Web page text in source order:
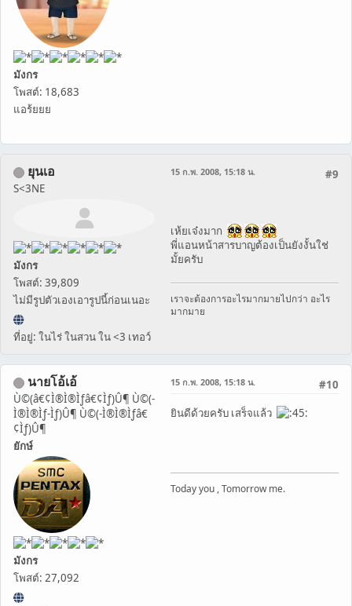
มังกร
โพสต์: 18,683
แอร้ยยย
ยุนเอ
S<3NE
มังกร
โพสต์: 39,809
ไม่มีรูปตัวเองเอารูปนี้ก่อนเนอะ
ที่อยู่: ในไร่ ในสวน ใน <3 เทอว์
#9
15 ก.พ. 2008, 15:18 น.
เห้ยเจ๋งมาก
พี่แอนหน้าสารบาญต้องเป็นยังงั้นใช่
มั้ยครับ
เราจะต้องการอะไรมากมายไปกว่า อะไร
มากมาย
นายโอ้เอ้
Ù©(â€¢Ì®Ì®Ìƒâ€¢Ìƒ)Û¶ Ù©(-
Ì®Ì®Ìƒ-Ìƒ)Û¶ Ù©(-Ì®Ì®Ìƒâ€
¢Ìƒ)Û¶
ยักษ์
มังกร
โพสต์: 27,092
#10
15 ก.พ. 2008, 15:18 น.
ยินดีด้วยครับ เสร็จแล้ว
Today you , Tomorrow me.